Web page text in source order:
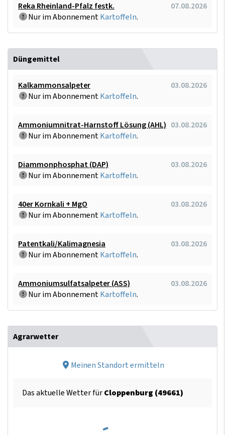
Reka Rheinland-Pfalz festk.
07.08.2026
Nur im AbonnementKartoffeln.
Düngemittel
Kalkammonsalpeter
03.08.2026
Nur im AbonnementKartoffeln.
Ammoniumnitrat-Harnstoff Lösung (AHL) 03.08.2026
Nur im AbonnementKartoffeln.
Diammonphosphat (DAP)
03.08.2026
Nur im AbonnementKartoffeln.
40er Kornkali + MgO
03.08.2026
Nur im AbonnementKartoffeln.
Patentkali/Kalimagnesia
03.08.2026
Nur im AbonnementKartoffeln.
Ammoniumsulfatsalpeter (ASS)
03.08.2026
Nur im AbonnementKartoffeln.
Agrarwetter
Meinen Standort ermitteln
Das aktuelle Wetter fürCloppenburg (49661)